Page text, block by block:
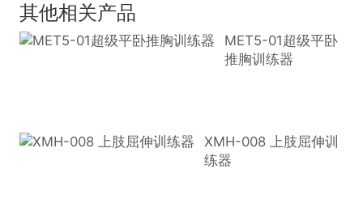
其他相关产品
MET5-01超级平卧
推胸训练器
XMH-008 上肢屈伸训
练器